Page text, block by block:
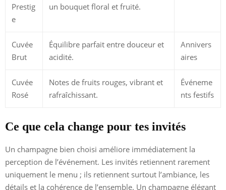
Prestig
e
un bouquet floral et fruité.
Cuvée
Brut
Équilibre parfait entre douceur et
acidité.
Annivers
aires
Cuvée
Rosé
Notes de fruits rouges, vibrant et
rafraîchissant.
Événeme
nts festifs
Ce que cela change pour tes invités
Un champagne bien choisi améliore immédiatement la
perception de l’événement. Les invités retiennent rarement
uniquement le menu ; ils retiennent surtout l’ambiance, les
détails et la cohérence de l’ensemble. Un champagne élégant